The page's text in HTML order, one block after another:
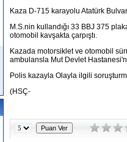
Kaza D-715 karayolu Atatürk
M.S.nin kullandığı 33 BBJ 375
otomobil kavşakta çarpıştı.
Kazada motorsiklet ve otomobil
ambulansla Mut Devlet
Polis kazayla Olayla ilgili
(HSÇ-